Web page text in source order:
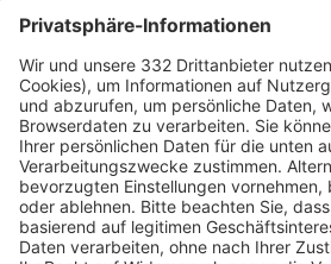
HÄUFIG BESUCHTE SEITEN
Pässe und Vereinswechsel
Trainerausbildung
Schulungsangebot Vereinsmitarbeiter
BFV-Geschäftsstellen
Trainerbörse